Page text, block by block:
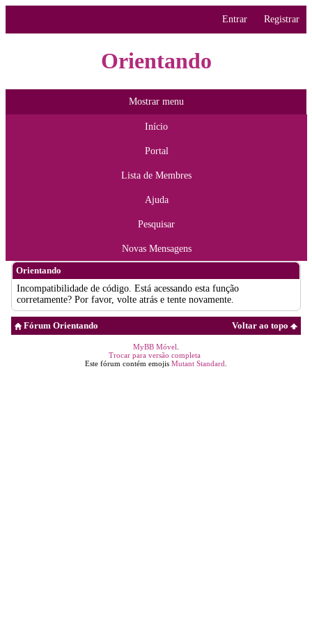
Entrar Registrar
Orientando
Mostrar menu
Início
Portal
Lista de Membres
Ajuda
Pesquisar
Novas Mensagens
Orientando
Incompatibilidade de código. Está acessando esta função
corretamente? Por favor, volte atrás e tente novamente.
Voltar ao topo
Fórum Orientando
MyBB Móvel
Trocar para versão completa
Este fórum contém emojis Mutant Standard